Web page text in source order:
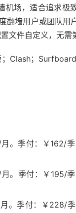
场，适合追求极
墙用户或团队用
文件自定义，无需
Clash；
。季付：￥162/
。季付：￥195/
。季付：￥228/